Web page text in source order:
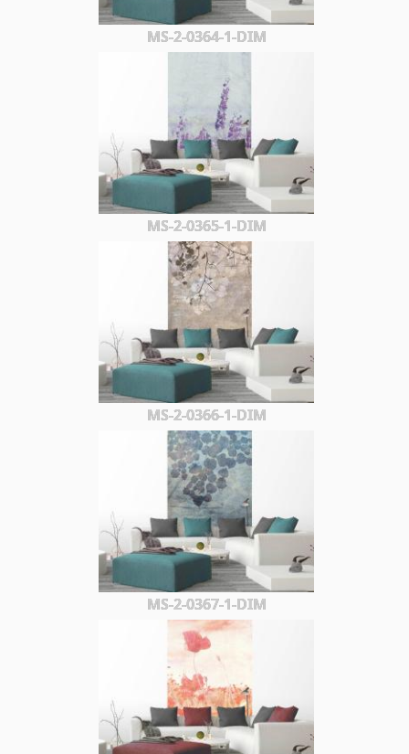
MS-2-0364-1-DIM
MS-2-0365-1-DIM
MS-2-0366-1-DIM
MS-2-0367-1-DIM